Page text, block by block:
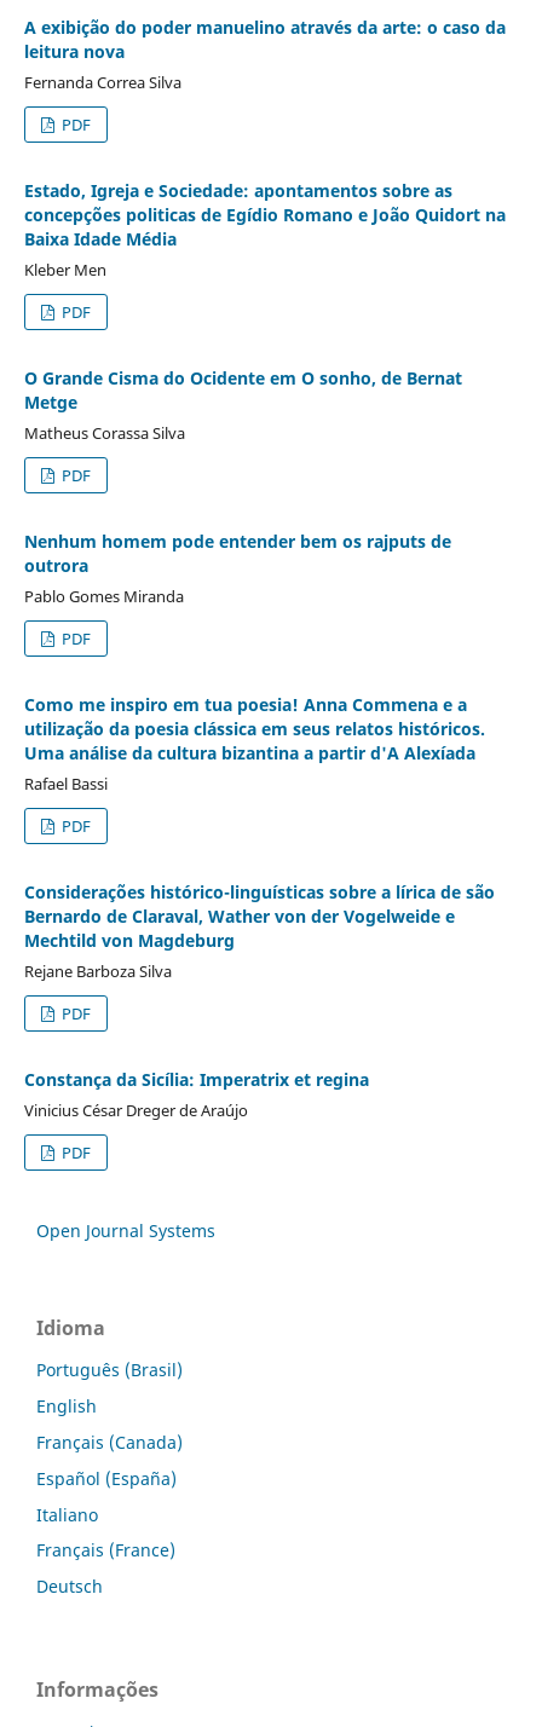
A exibição do poder manuelino através da arte: o caso da
leitura nova
Fernanda Correa Silva
PDF
Estado, Igreja e Sociedade: apontamentos sobre as
concepções politicas de Egídio Romano e João Quidort na
Baixa Idade Média
Kleber Men
PDF
O Grande Cisma do Ocidente em O sonho, de Bernat
Metge
Matheus Corassa Silva
PDF
Nenhum homem pode entender bem os rajputs de
outrora
Pablo Gomes Miranda
PDF
Como me inspiro em tua poesia! Anna Commena e a
utilização da poesia clássica em seus relatos históricos.
Uma análise da cultura bizantina a partir d'A Alexíada
Rafael Bassi
PDF
Considerações histórico-linguísticas sobre a lírica de são
Bernardo de Claraval, Wather von der Vogelweide e
Mechtild von Magdeburg
Rejane Barboza Silva
PDF
Constança da Sicília: Imperatrix et regina
Vinicius César Dreger de Araújo
PDF
Open Journal Systems
Idioma
Português (Brasil)
English
Français (Canada)
Español (España)
Italiano
Français (France)
Deutsch
Informações